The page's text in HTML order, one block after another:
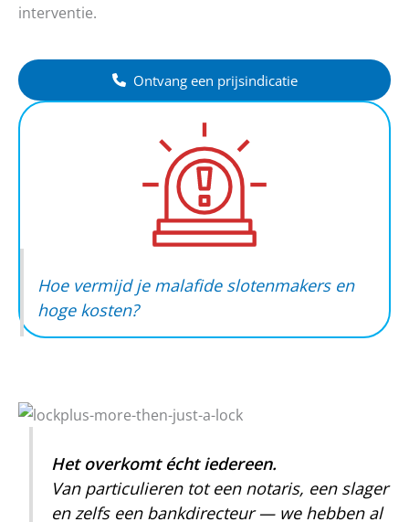
interventie.
Ontvang een prijsindicatie
Hoe vermijd je malafide slotenmakers en
hoge kosten?
Het overkomt écht iedereen.
Van particulieren tot een notaris, een slager
en zelfs een bankdirecteur — we hebben al